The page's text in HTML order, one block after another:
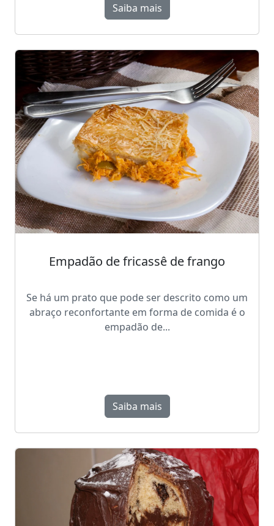
Saiba mais
Empadão de fricassê de frango
Se há um prato que pode ser descrito como um
abraço reconfortante em forma de comida é o
empadão de...
Saiba mais